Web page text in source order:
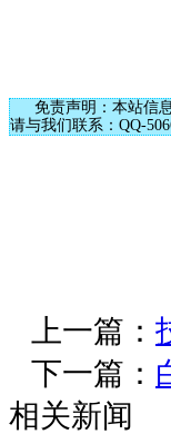
免责声明：本站信息
请与我们联系：QQ-
上一篇：
下一篇：
相关新闻